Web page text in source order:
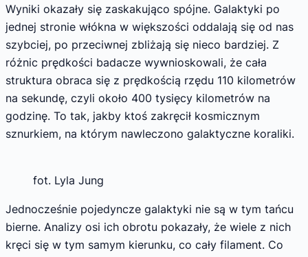
Wyniki okazały się zaskakująco spójne. Galaktyki po
jednej stronie włókna w większości oddalają się od nas
szybciej, po przeciwnej zbliżają się nieco bardziej. Z
różnic prędkości badacze wywnioskowali, że cała
struktura obraca się z prędkością rzędu 110 kilometrów
na sekundę, czyli około 400 tysięcy kilometrów na
godzinę. To tak, jakby ktoś zakręcił kosmicznym
sznurkiem, na którym nawleczono galaktyczne koraliki.
fot. Lyla Jung
Jednocześnie pojedyncze galaktyki nie są w tym tańcu
bierne. Analizy osi ich obrotu pokazały, że wiele z nich
kręci się w tym samym kierunku, co cały filament. Co